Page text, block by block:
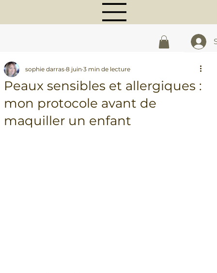
Peaux sensibles et allergiques :
mon protocole avant de
maquiller un enfant
sophie darras 8 juin 3 min de lecture